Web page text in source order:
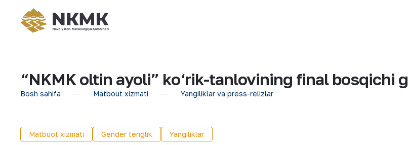
“NKMK oltin ayoli” ko‘rik-tanlovining final bosqichi
Bosh sahifa Matbout xizmati Yangiliklar va press-relizlar
Matbuot xizmati Gender tenglik Yangiliklar